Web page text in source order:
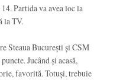
Partida va avea loc la
la TV.
Steaua București și CSM
Jucând și acasă,
favorită. Totuși, trebuie